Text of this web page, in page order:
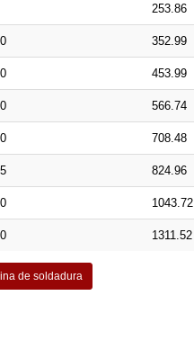
253.86
352.99
453.99
566.74
708.48
824.96
1043.72
1311.52
de soldadura